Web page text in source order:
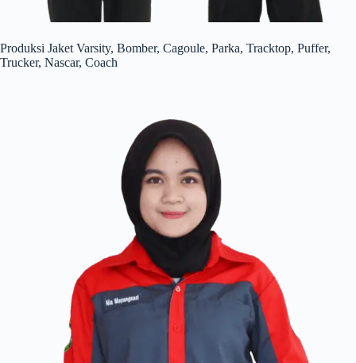
Produksi Jaket Varsity, Bomber, Cagoule, Parka, Tracktop, Puffer,
Trucker, Nascar, Coach